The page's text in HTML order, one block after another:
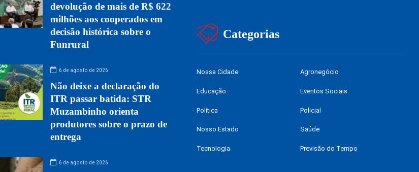
devolução de mais de R$ 622
milhões aos cooperados em
decisão histórica sobre o
Funrural
6 de agosto de 2026
Não deixe a declaração do
ITR passar batida: STR
Muzambinho orienta
produtores sobre o prazo de
entrega
6 de agosto de 2026
Categorias
Nossa Cidade Agronegócio
Educação Eventos Sociais
Política Policial
Nosso Estado Saúde
Tecnologia Previsão do Tempo